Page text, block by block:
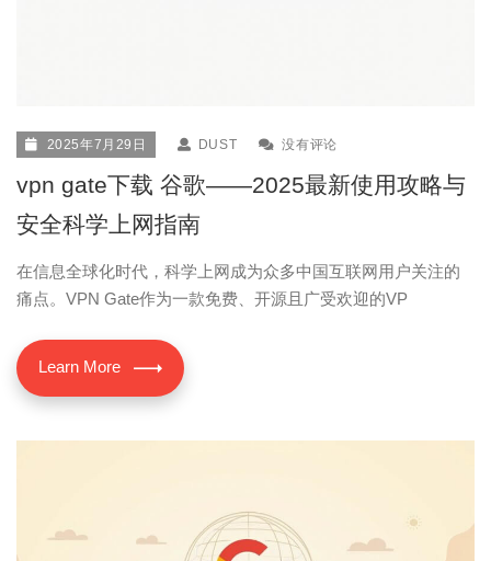
2025年7月29日 DUST 没有评论
vpn gate下载 谷歌——2025最新使用攻略与
安全科学上网指南
在信息全球化时代，科学上网成为众多中国互联网用户关注的
痛点。VPN Gate作为一款免费、开源且广受欢迎的VP
Learn More